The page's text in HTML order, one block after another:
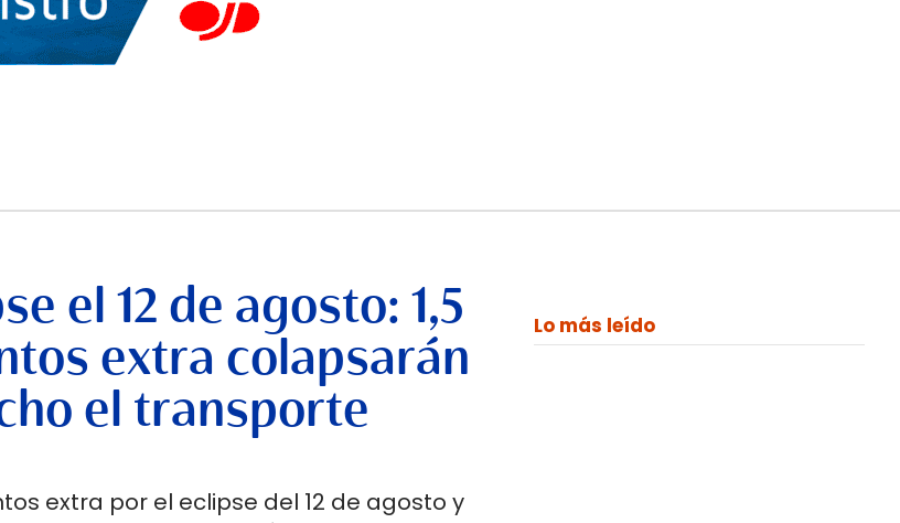
el 12 de agosto: 1,5
extra colapsarán
el transporte
extra por el eclipse del 12 de agosto y
Lo más leído